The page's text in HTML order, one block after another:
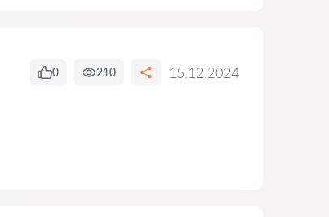
0 210 15.12.2024